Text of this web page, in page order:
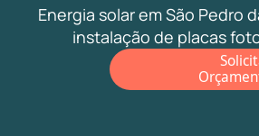
Energia solar em São Pedro
instalação de placas